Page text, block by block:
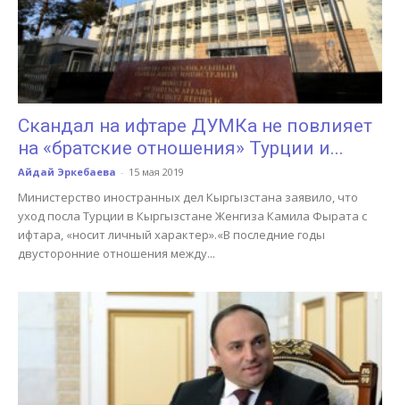
Скандал на ифтаре ДУМКа не повлияет
на «братские отношения» Турции и...
Айдай Эркебаева - 15 мая 2019
Министерство иностранных дел Кыргызстана заявило, что
уход посла Турции в Кыргызстане Женгиза Камила Фырата с
ифтара, «носит личный характер».«В последние годы
двусторонние отношения между...